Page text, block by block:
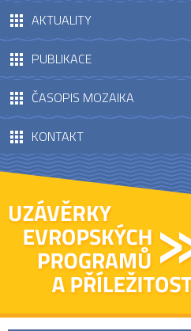
AKTUALITY
PUBLIKACE
ČASOPIS MOZAIKA
KONTAKT